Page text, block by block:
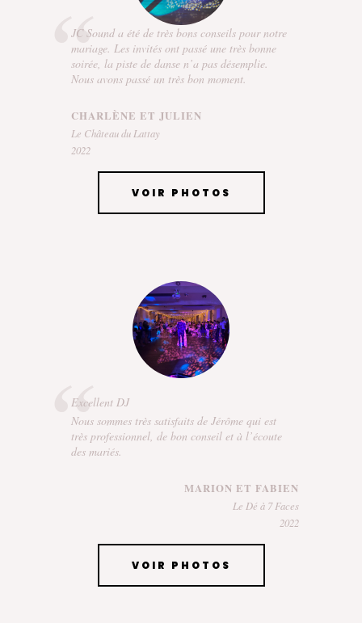
JC Sound a été de très bons conseils pour notre
mariage. Les invités ont passé une très bonne
soirée, la piste de danse n’a pas désemplie.
Nous avons passé un très bon moment.
CHARLÈNE ET JULIEN
Le Château du Lattay
2022
VOIR PHOTOS
Excellent DJ
Nous sommes très satisfaits de Jérôme qui est
très professionnel, de bon conseil et à l’écoute
des mariés.
MARION ET FABIEN
Le Dé à 7 Faces
2022
VOIR PHOTOS